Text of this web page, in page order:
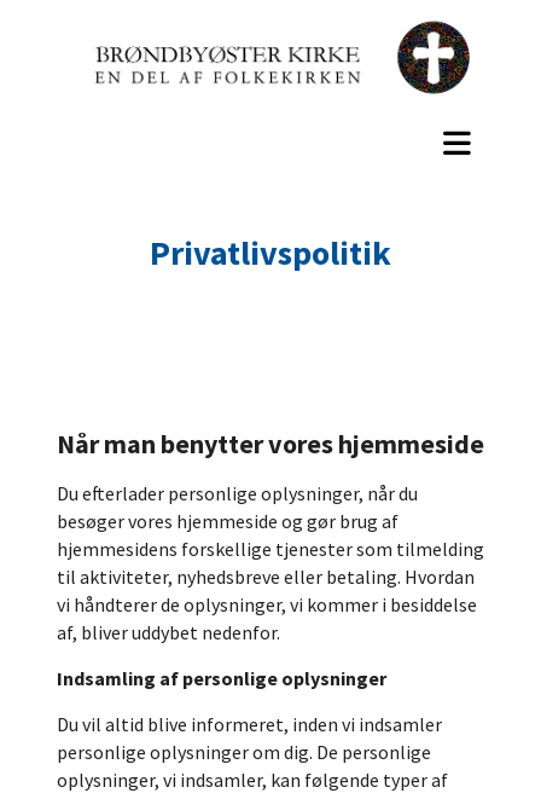
Privatlivspolitik
Når man benytter vores hjemmeside
Du efterlader personlige oplysninger, når du
besøger vores hjemmeside og gør brug af
hjemmesidens forskellige tjenester som tilmelding
til aktiviteter, nyhedsbreve eller betaling. Hvordan
vi håndterer de oplysninger, vi kommer i besiddelse
af, bliver uddybet nedenfor.
Indsamling af personlige oplysninger
Du vil altid blive informeret, inden vi indsamler
personlige oplysninger om dig. De personlige
oplysninger, vi indsamler, kan følgende typer af